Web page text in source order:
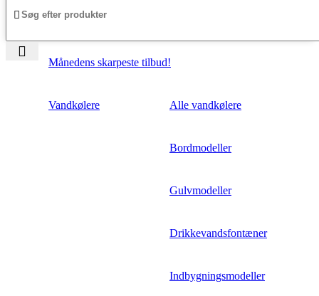
Månedens skarpeste tilbud!
Vandkølere Alle vandkølere
Bordmodeller
Gulvmodeller
Drikkevandsfontæner
Indbygningsmodeller